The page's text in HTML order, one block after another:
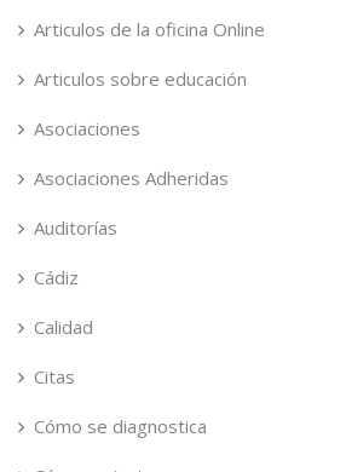
Articulos de la oficina Online
Articulos sobre educación
Asociaciones
Asociaciones Adheridas
Auditorías
Cádiz
Calidad
Citas
Cómo se diagnostica